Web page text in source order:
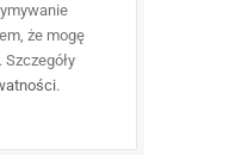
że mogę
.